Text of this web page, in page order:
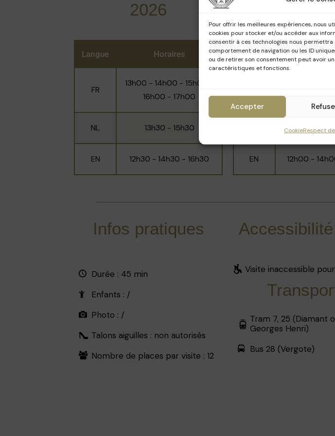
Pour offrir les meilleures expériences, nous
cookies pour stocker et/ou accéder aux
consentir à ces technologies nous
comportement de navigation ou les ID
ou de retirer son consentement peut avoir
caractéristiques et fonctions.
Accepter
CookieRespect
étagères d’origine. Le salon s’ouvre sur la salle à manger avec
gorge stuqué et ses lambris d'origine.
2026
Langue Horaires
FR
13h00 - 14h00 - 15h00 -
16h00 - 17h00
NL 13h30 - 15h30
EN 12h30 - 14h30 - 16h30
Langue
13h00 -
EN 12h00 -
Infos pratiques
Durée : 45 min
Enfants : /
Photo : /
Talons aiguilles : non autorisés
Nombre de places par visite : 12
Visite inaccessible
Tram 7, 25 (Diamant
Georges Henri)
Bus 28 (Vergote)